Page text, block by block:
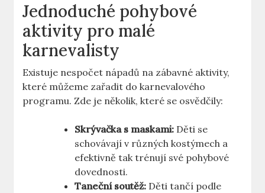
Jednoduché pohybové
aktivity pro malé
karnevalisty
Existuje nespočet nápadů na zábavné ‍aktivity,
které můžeme zařadit do karnevalového
programu. Zde je několik, které se osvědčily:
Skrývačka s maskami: Děti se
schovávají v různých kostýmech a
efektivně tak trénují své pohybové
dovednosti.
Taneční soutěž: Děti tančí podle